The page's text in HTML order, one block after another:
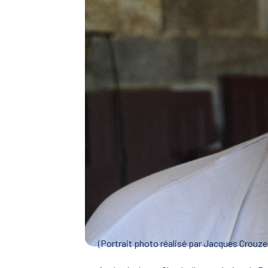
(Portrait photo réalisé par Jacques